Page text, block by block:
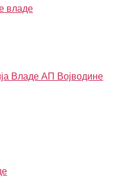
владе
Владе АП Војводине